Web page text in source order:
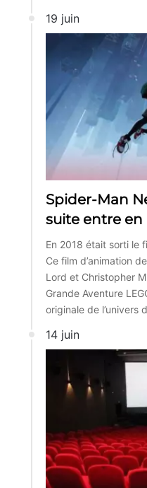
19 juin
Spider-Man
suite entre
En 2018 était sorti le
Ce film d’animation
Lord et Christopher
Grande Aventure
originale de l’univers
14 juin